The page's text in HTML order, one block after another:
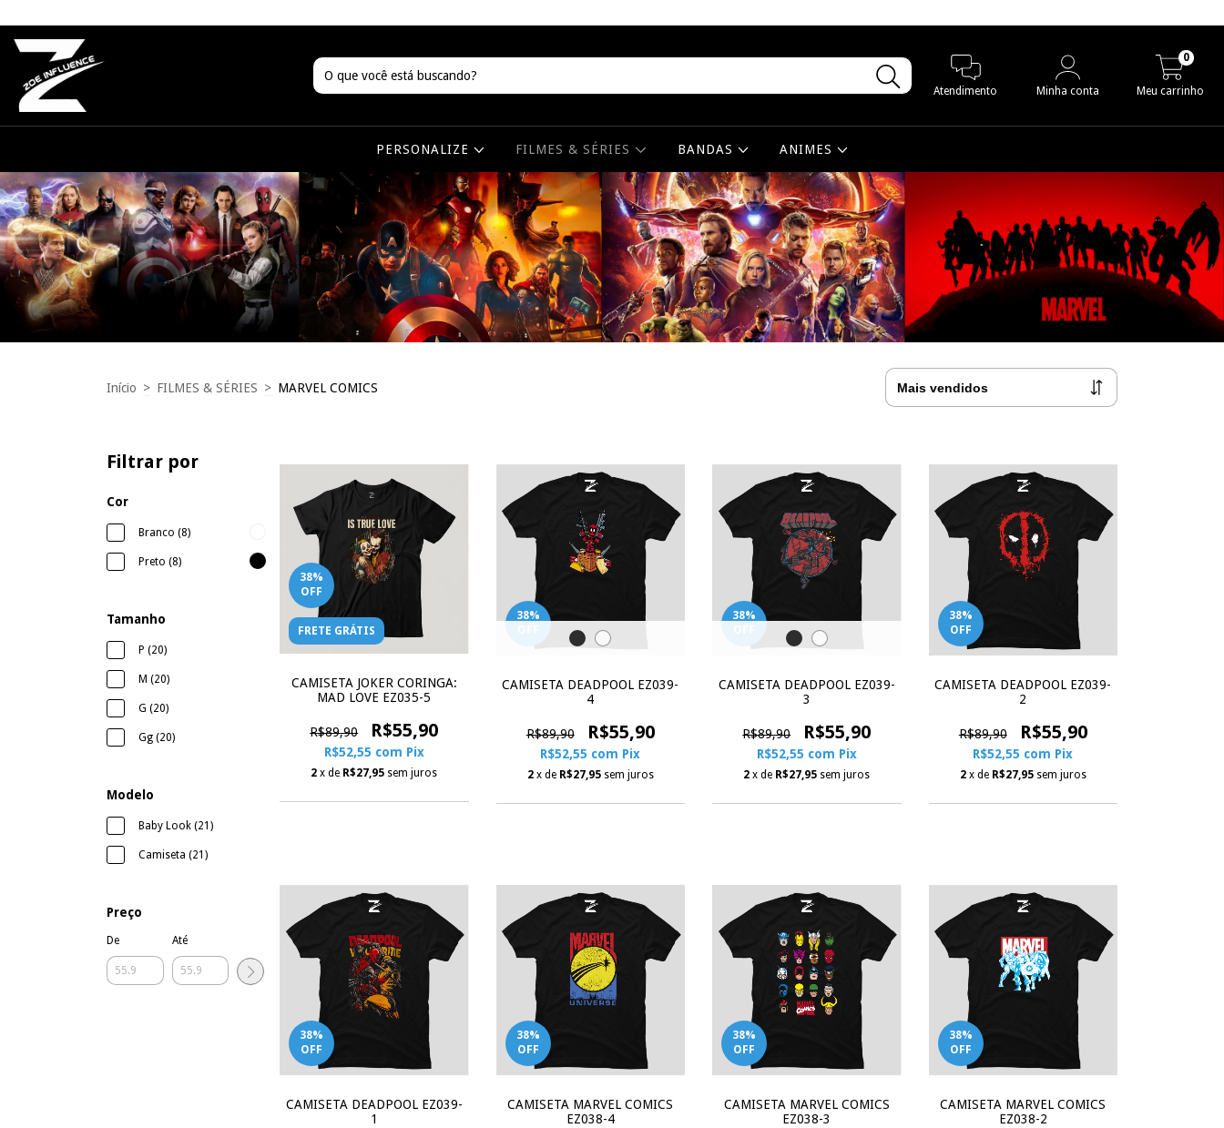
Atendimento Minha conta Meu carrinho
0
PERSONALIZE FILMES & SÉRIES BANDAS ANIMES
Início > FILMES & SÉRIES > MARVEL COMICS
Filtrar por
Cor
Branco (8)
Preto (8)
Tamanho
P (20)
M (20)
G (20)
Gg (20)
Modelo
Baby Look (21)
Camiseta (21)
Preço
De Até
38%
OFF
FRETE GRÁTIS
CAMISETA JOKER CORINGA:
MAD LOVE EZ035-5
R$89,90 R$55,90
R$52,55 com Pix
2 x de R$27,95 sem juros
38%
CAMISETA DEADPOOL EZ039-
4
R$89,90 R$55,90
R$52,55 com Pix
2 x de R$27,95 sem juros
38%
CAMISETA DEADPOOL EZ039-
3
R$89,90 R$55,90
R$52,55 com Pix
2 x de R$27,95 sem juros
38%
OFF
CAMISETA DEADPOOL EZ039-
2
R$89,90 R$55,90
R$52,55 com Pix
2 x de R$27,95 sem juros
38%
OFF
CAMISETA DEADPOOL EZ039-
1
38%
OFF
CAMISETA MARVEL COMICS
EZ038-4
38%
OFF
CAMISETA MARVEL COMICS
EZ038-3
38%
OFF
CAMISETA MARVEL COMICS
EZ038-2